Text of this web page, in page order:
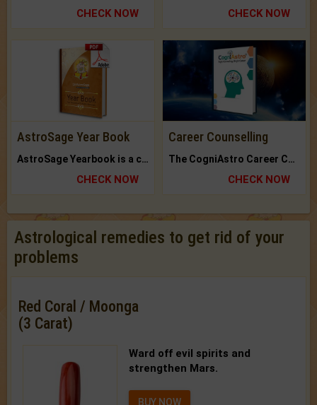
CHECK NOW CHECK NOW
AstroSage Year Book
AstroSage Yearbook is a channel to fulfill your dreams and destiny.
CHECK NOW
Career Counselling
The CogniAstro Career Counselling Report is the most comprehensive report available on this topic.
CHECK NOW
Astrological remedies to get rid of your
problems
Red Coral / Moonga
(3 Carat)
Ward off evil spirits and
strengthen Mars.
BUY NOW